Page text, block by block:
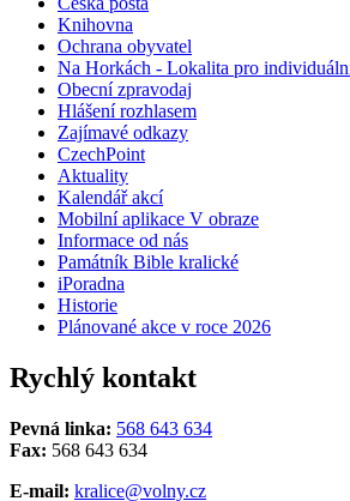
Knihovna
Ochrana obyvatel
Na Horkách - Lokalita pro
Obecní zpravodaj
Hlášení rozhlasem
Zajímavé odkazy
CzechPoint
Aktuality
Kalendář akcí
Mobilní aplikace V obraze
Informace od nás
Památník Bible kralické
iPoradna
Historie
Plánované akce v roce 2026
Rychlý kontakt
Pevná linka: 568 643 634
Fax: 568 643 634
E-mail: kralice@volny.cz